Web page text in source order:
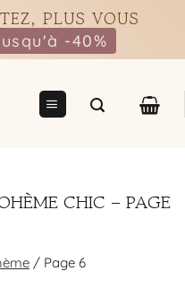
PLUS VOUS
-40%
CHIC – PAGE
/ Page 6